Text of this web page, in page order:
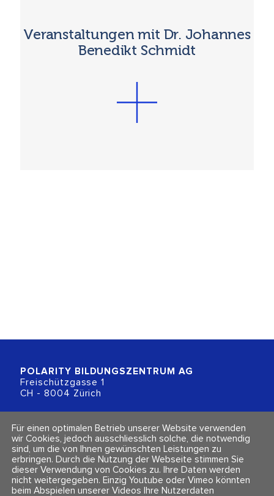
Veranstaltungen mit Dr. Johannes
Benedikt Schmidt
POLARITY BILDUNGSZENTRUM AG
Freischützgasse 1
CH - 8004 Zürich
+41 (0)44 218 80 80
info@polarity.ch
Kontakt & Info
Newsletter
Impressum & Datenschutz
Folge uns
Für einen optimalen Betrieb unserer Website verwenden
wir Cookies, jedoch ausschliesslich solche, die notwendig
sind, um die von Ihnen gewünschten Leistungen zu
erbringen. Durch die Nutzung der Webseite stimmen Sie
dieser Verwendung von Cookies zu. Ihre Daten werden
nicht weitergegeben. Einzig Youtube oder Vimeo könnten
beim Abspielen unserer Videos Ihre Nutzerdaten